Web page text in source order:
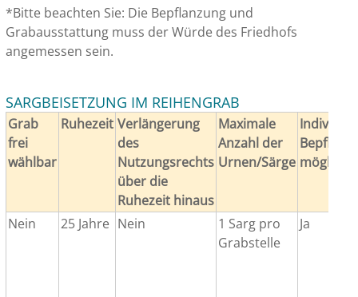
*Bitte beachten Sie: Die Bepflanzung und
Grabausstattung muss der Würde des Friedhofs
angemessen sein.
SARGBEISETZUNG IM REIHENGRAB
Grab
frei
wählbar
Ruhezeit Verlängerung
des
Nutzungsrechts
über die
Ruhezeit hinaus
Maximale
Anzahl der
Urnen/Särge möglich*
Nein 25 Jahre Nein
1 Sarg pro
Grabstelle
Ja